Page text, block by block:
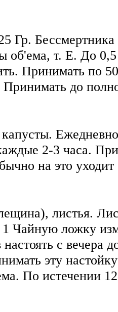
Гр. Бессмертника
об'ема, т. Е. До 0,5
Принимать по
до
2-3 часа.
на это
листья.
1 Чайную ложку
с вечера
эту
По истечении